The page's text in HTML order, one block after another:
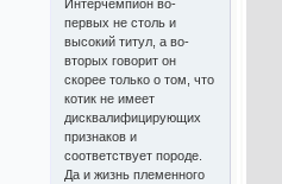
Интерчемпион во-
первых не столь и
высокий титул, а во-
вторых говорит он
скорее только о том, что
котик не имеет
дисквалифицирующих
признаков и
соответствует породе.
Да и жизнь племенного